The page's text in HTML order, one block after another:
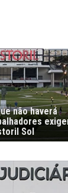
não haverá
Sol